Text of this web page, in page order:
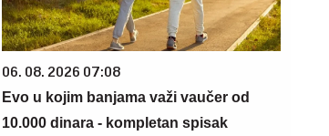
06. 08. 2026 07:08
Evo u kojim banjama važi vaučer od
10.000 dinara - kompletan spisak